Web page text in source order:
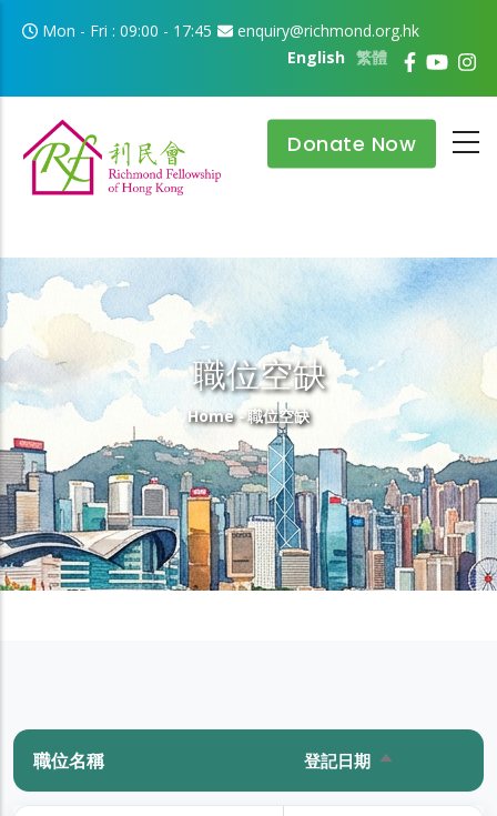
Skip to main content
Mon - Fri : 09:00 - 17:45
enquiry@richmond.org.hk
繁體
English
Donate Now
職位空缺
Breadcrumb
Home -職位空缺
職位名稱 登記日期 Sort